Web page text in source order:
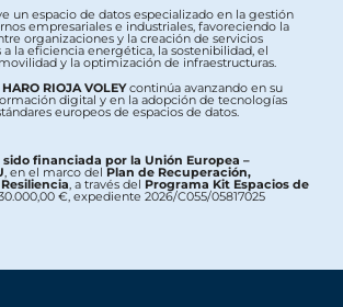
un espacio de datos especializado en la gestión
empresariales e industriales, favoreciendo la
organizaciones y la creación de servicios
la eficiencia energética, la sostenibilidad, el
y la optimización de infraestructuras.
HARO RIOJA VOLEYcontinúa avanzando en su
digital y en la adopción de tecnologías
europeos de espacios de datos.
financiada por la Unión Europea –
, en el marco del Plan de Recuperación,
, a través del Programa Kit Espacios de
€, expediente 2026/C055/05817025